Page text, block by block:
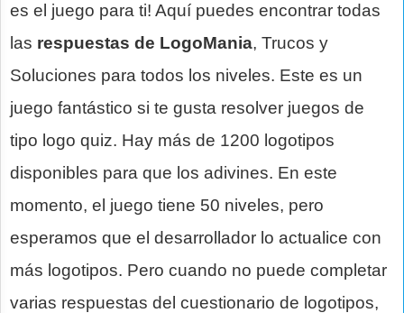
es el juego para ti! Aquí puedes encontrar todas
las respuestas de LogoMania, Trucos y
Soluciones para todos los niveles. Este es un
juego fantástico si te gusta resolver juegos de
tipo logo quiz. Hay más de 1200 logotipos
disponibles para que los adivines. En este
momento, el juego tiene 50 niveles, pero
esperamos que el desarrollador lo actualice con
más logotipos. Pero cuando no puede completar
varias respuestas del cuestionario de logotipos,